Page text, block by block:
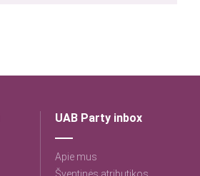
UAB Party inbox
Apie mus